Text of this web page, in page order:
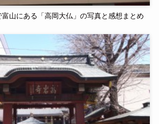
富山にある「高岡大仏」の写真と感想まとめ